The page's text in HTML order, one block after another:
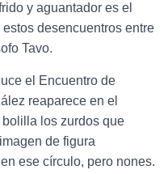
y aguantador es el
desencuentros entre
Tavo.
el Encuentro de
reaparece en el
los zurdos que
de figura
ese círculo, pero nones.